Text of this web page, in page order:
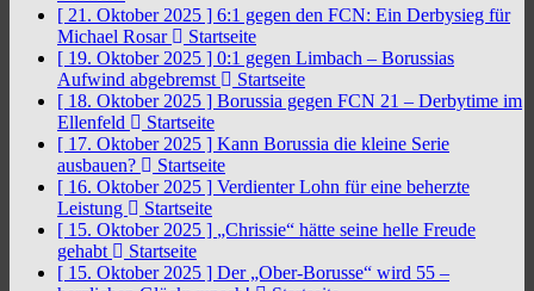
[ 21. Oktober 2025 ] 6:1 gegen den FCN: Ein Derbysieg für
Michael Rosar
Startseite
[ 19. Oktober 2025 ] 0:1 gegen Limbach – Borussias
Aufwind abgebremst
Startseite
[ 18. Oktober 2025 ] Borussia gegen FCN 21 – Derbytime im
Ellenfeld
Startseite
[ 17. Oktober 2025 ] Kann Borussia die kleine Serie
ausbauen?
Startseite
[ 16. Oktober 2025 ] Verdienter Lohn für eine beherzte
Leistung
Startseite
[ 15. Oktober 2025 ] „Chrissie“ hätte seine helle Freude
gehabt
Startseite
[ 15. Oktober 2025 ] Der „Ober-Borusse“ wird 55 –